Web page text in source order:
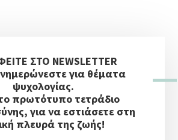
ΣΤΟ NEWSLETTER
για θέματα
ψυχολογίας.
πρωτότυπο τετράδιο
για να εστιάσετε στη
πλευρά της ζωής!